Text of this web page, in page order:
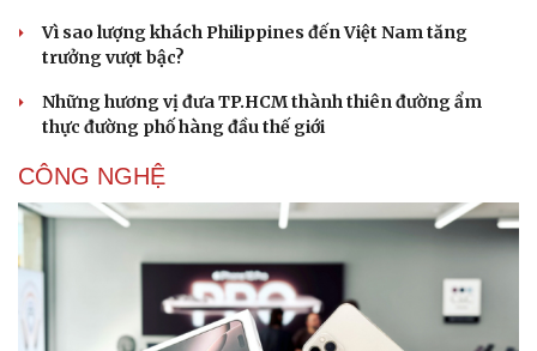
Vì sao lượng khách Philippines đến Việt Nam tăng
trưởng vượt bậc?
Những hương vị đưa TP.HCM thành thiên đường ẩm
thực đường phố hàng đầu thế giới
CÔNG NGHỆ